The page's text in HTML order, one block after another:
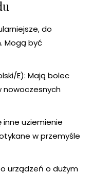
do
Mogą być
E): Mają bolec
nowoczesnych
inne uziemienie
w przemyśle
urządzeń o dużym